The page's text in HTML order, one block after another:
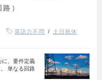
）
英語力不問
土日祝休
に、要件定義
単なる回路